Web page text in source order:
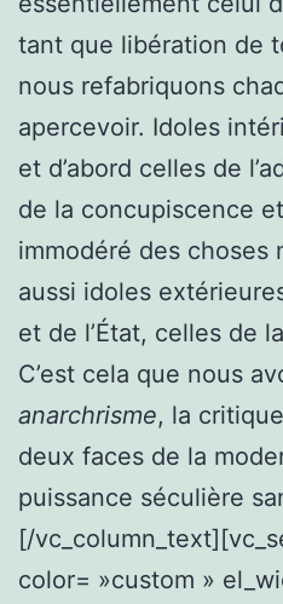
tant que libération de
nous refabriquons
apercevoir. Idoles
et d’abord celles de
de la concupiscence
immodéré des choses
aussi idoles
et de l’État, celles de
C’est cela que nous
anarchrisme, la
deux faces de la
puissance séculière
[/
color= »custom »